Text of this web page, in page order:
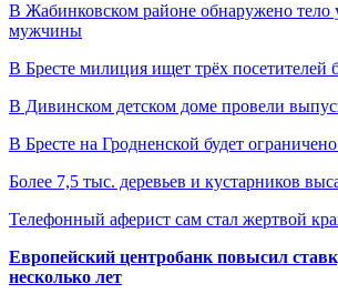
В Жабинковском районе обнаружено тело
мужчины
В Бресте милиция ищет трёх посетителей
В Дивинском детском доме провели
В Бресте на Гродненской будет
Более 7,5 тыс. деревьев и кустарников
Телефонный аферист сам стал жертвой
Европейский центробанк повысил
несколько лет